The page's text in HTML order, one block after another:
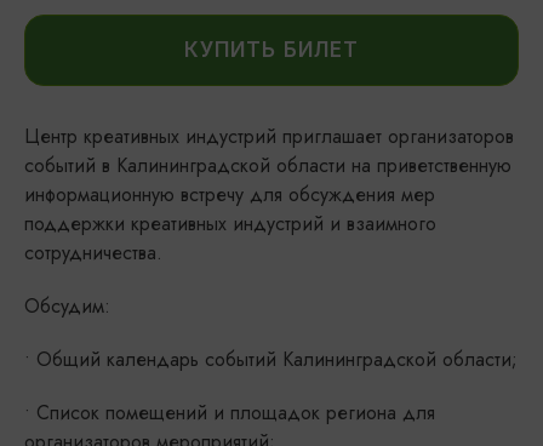
КУПИТЬ БИЛЕТ
Центр креативных индустрий приглашает организаторов
событий в Калининградской области на приветственную
информационную встречу для обсуждения мер
поддержки креативных индустрий и взаимного
сотрудничества.
Обсудим:
• Общий календарь событий Калининградской области;
• Список помещений и площадок региона для